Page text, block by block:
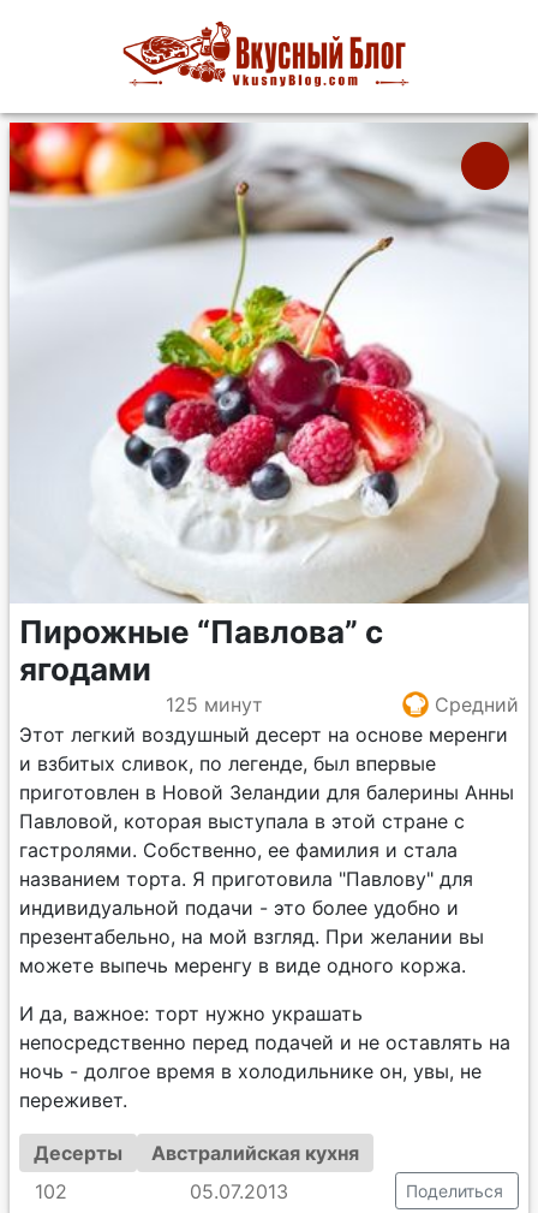
Пирожные “Павлова” с
ягодами
125 минут
Средний
Этот легкий воздушный десерт на основе меренги
и взбитых сливок, по легенде, был впервые
приготовлен в Новой Зеландии для балерины Анны
Павловой, которая выступала в этой стране с
гастролями. Собственно, ее фамилия и стала
названием торта. Я приготовила "Павлову" для
индивидуальной подачи - это более удобно и
презентабельно, на мой взгляд. При желании вы
можете выпечь меренгу в виде одного коржа.
И да, важное: торт нужно украшать
непосредственно перед подачей и не оставлять на
ночь - долгое время в холодильнике он, увы, не
переживет.
Десерты
Австралийская кухня
102
05.07.2013 Поделиться